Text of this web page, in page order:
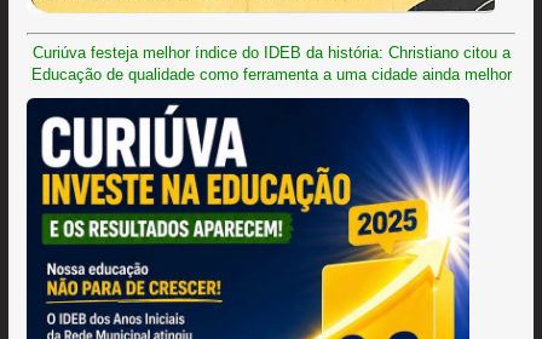
Curiúva festeja melhor índice do IDEB da história: Christiano citou a
Educação de qualidade como ferramenta a uma cidade ainda melhor